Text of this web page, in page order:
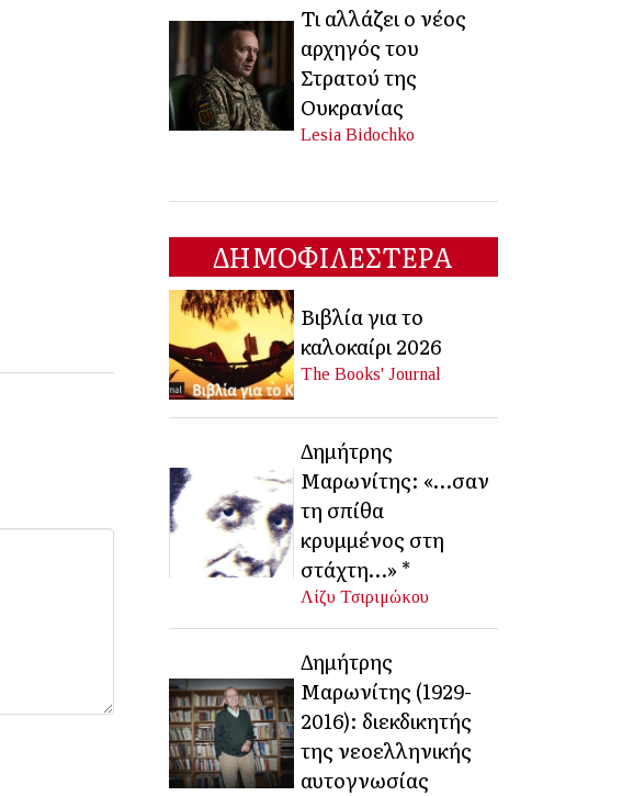
Τι αλλάζει ο νέος
αρχηγός του
Στρατού της
Ουκρανίας
Lesia Bidochko
ΔΗΜΟΦΙΛΕΣΤΕΡΑ
Βιβλία για το
καλοκαίρι 2026
The Books' Journal
Δημήτρης
Μαρωνίτης: «…σαν
τη σπίθα
κρυμμένος στη
στάχτη…» *
Λίζυ Τσιριμώκου
Δημήτρης
Μαρωνίτης (1929-
2016): διεκδικητής
της νεοελληνικής
αυτογνωσίας